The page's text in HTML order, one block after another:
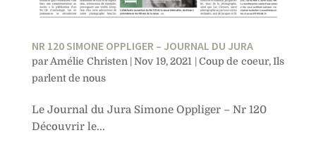
NR 120 SIMONE OPPLIGER – JOURNAL DU JURA
parAmélie Christen|Nov 19, 2021 |Coup de coeur,Ils
parlent de nous
Le Journal du Jura Simone Oppliger – Nr 120
Découvrir le...